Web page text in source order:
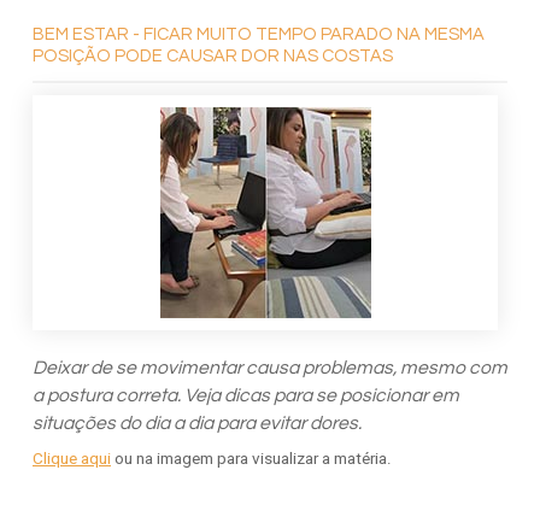
BEM ESTAR - FICAR MUITO TEMPO PARADO NA MESMA
POSIÇÃO PODE CAUSAR DOR NAS COSTAS
Deixar de se movimentar causa problemas, mesmo com
a postura correta. Veja dicas para se posicionar em
situações do dia a dia para evitar dores.
Clique aqui ou na imagem para visualizar a matéria.